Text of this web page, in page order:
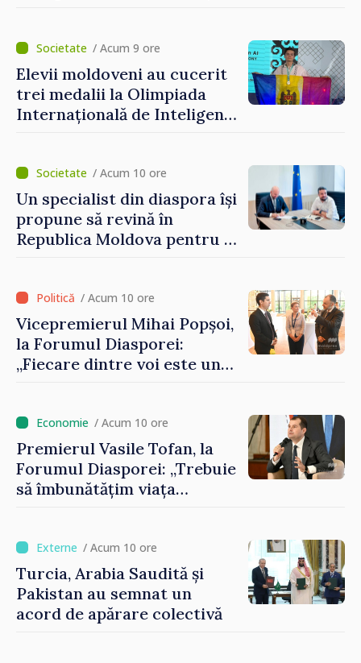
Grosu: „Este important să
depășim blocajele și să dăm o
șansă localităților să se
dezvolte”
/ Acum 9 ore
Elevii moldoveni au cucerit
trei medalii la Olimpiada
Internațională de Inteligență
/ Acum 10 ore
Un specialist din diaspora își
propune să revină în
Republica Moldova pentru a
/ Acum 10 ore
Vicepremierul Mihai Popșoi,
la Forumul Diasporei:
„Fiecare dintre voi este un
imaginii Republicii Moldova”
/ Acum 10 ore
Premierul Vasile Tofan, la
Forumul Diasporei: „Trebuie
să îmbunătățim viața
/ Acum 10 ore
Turcia, Arabia Saudită și
Pakistan au semnat un
acord de apărare colectivă